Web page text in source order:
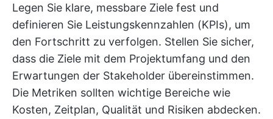
Legen Sie klare, messbare Ziele fest und
definieren Sie Leistungskennzahlen (KPIs), um
den Fortschritt zu verfolgen. Stellen Sie sicher,
dass die Ziele mit dem Projektumfang und den
Erwartungen der Stakeholder übereinstimmen.
Die Metriken sollten wichtige Bereiche wie
Kosten, Zeitplan, Qualität und Risiken abdecken.